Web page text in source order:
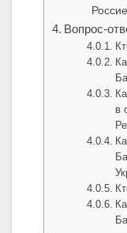
Вопрос-
в